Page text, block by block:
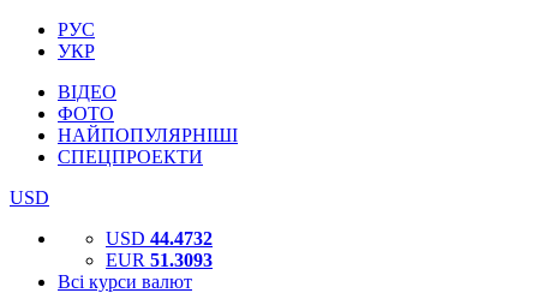
РУС
УКР
ВІДЕО
ФОТО
НАЙПОПУЛЯРНІШІ
СПЕЦПРОЕКТИ
USD
USD 44.4732
EUR 51.3093
Всі курси валют